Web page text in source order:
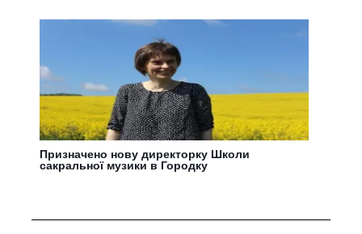
Призначено нову директорку Школи
сакральної музики в Городку